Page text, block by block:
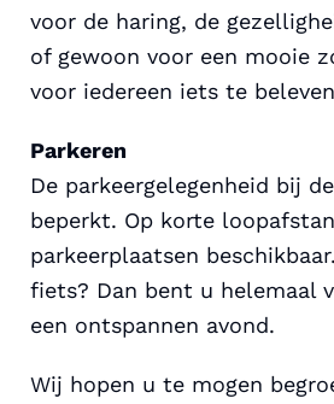
voor de haring, de
of gewoon voor een mooie
voor iedereen iets te
Parkeren
De parkeergelegenheid bij
beperkt. Op korte
parkeerplaatsen
fiets? Dan bent u helemaal
een ontspannen avond.
Wij hopen u te mogen